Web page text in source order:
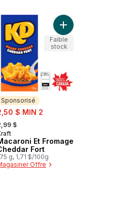
(Mi goreng) au panier
Masala au panier
Sponsorisé
$ MIN 2
$
Et Fromage
Fort
g, 1,71 $/100g
Offre
Ajouter Macaroni Et
Faible
stock